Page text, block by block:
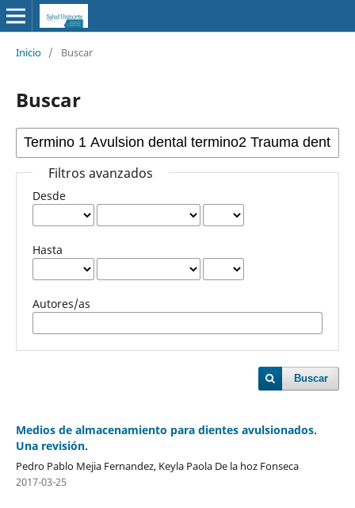
Inicio / Buscar
Buscar
Filtros avanzados
Desde
Hasta
Autores/as
Buscar
Medios de almacenamiento para dientes avulsionados.
Una revisión.
Pedro Pablo Mejia Fernandez, Keyla Paola De la hoz Fonseca
2017-03-25